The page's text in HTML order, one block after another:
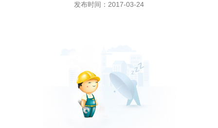
发布时间：2017-03-24